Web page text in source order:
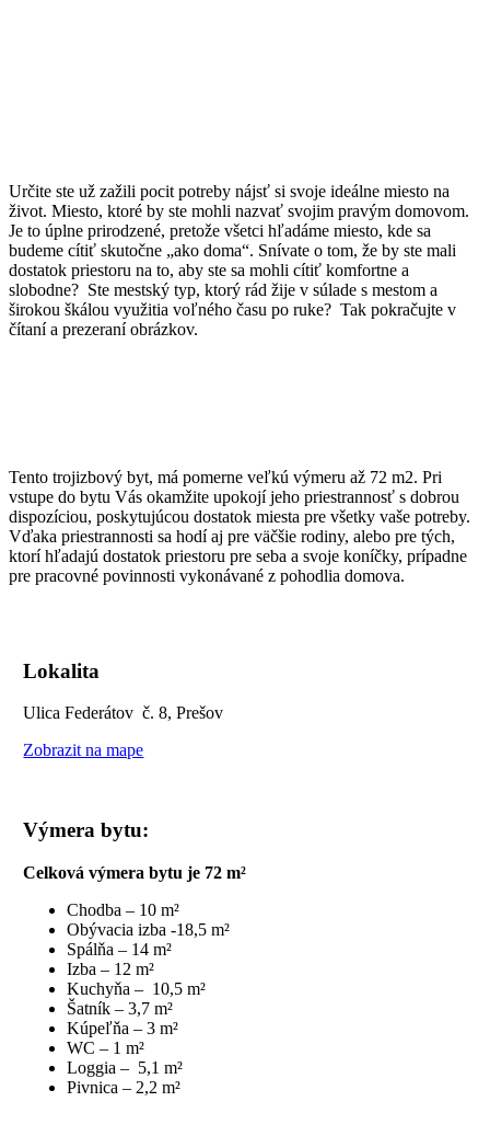
Určite ste už zažili pocit potreby nájsť si svoje ideálne miesto na
život. Miesto, ktoré by ste mohli nazvať svojim pravým domovom.
Je to úplne prirodzené, pretože všetci hľadáme miesto, kde sa
budeme cítiť skutočne „ako doma“. Snívate o tom, že by ste mali
dostatok priestoru na to, aby ste sa mohli cítiť komfortne a
slobodne? Ste mestský typ, ktorý rád žije v súlade s mestom a
širokou škálou využitia voľného času po ruke? Tak pokračujte v
čítaní a prezeraní obrázkov.
Tento trojizbový byt, má pomerne veľkú výmeru až 72 m2. Pri
vstupe do bytu Vás okamžite upokojí jeho priestrannosť s dobrou
dispozíciou, poskytujúcou dostatok miesta pre všetky vaše potreby.
Vďaka priestrannosti sa hodí aj pre väčšie rodiny, alebo pre tých,
ktorí hľadajú dostatok priestoru pre seba a svoje koníčky, prípadne
pre pracovné povinnosti vykonávané z pohodlia domova.
Lokalita
Ulica Federátov č. 8, Prešov
Zobrazit na mape
Výmera bytu:
Celková výmera bytu je 72 m²
Chodba – 10 m²
Obývacia izba -18,5 m²
Spálňa – 14 m²
Izba – 12 m²
Kuchyňa – 10,5 m²
Šatník – 3,7 m²
Kúpeľňa – 3 m²
WC – 1 m²
Loggia – 5,1 m²
Pivnica – 2,2 m²